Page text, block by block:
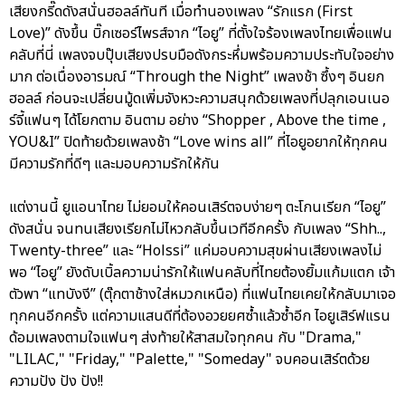
เสียงกรี๊ดดังสนั่นฮอลล์ทันที เมื่อทำนองเพลง “รักแรก (First
Love)” ดังขึ้น บิ๊กเซอร์ไพรส์จาก “ไอยู” ที่ตั้งใจร้องเพลงไทยเพื่อแฟน
คลับที่นี่ เพลงจบปุ๊บเสียงปรบมือดังกระหึ่มพร้อมความประทับใจอย่าง
มาก ต่อเนื่องอารมณ์ “Through the Night” เพลงช้า ซึ้งๆ อินยก
ฮอลล์ ก่อนจะเปลี่ยนมู้ดเพิ่มจังหวะความสนุกด้วยเพลงที่ปลุกเอนเนอ
ร์จี้แฟนๆ ได้โยกตาม อินตาม อย่าง “Shopper , Above the time ,
YOU&I” ปิดท้ายด้วยเพลงช้า “Love wins all” ที่ไอยูอยากให้ทุกคน
มีความรักที่ดีๆ และมอบความรักให้กัน
แต่งานนี้ ยูแอนาไทย ไม่ยอมให้คอนเสิร์ตจบง่ายๆ ตะโกนเรียก “ไอยู”
ดังสนั่น จนทนเสียงเรียกไม่ไหวกลับขึ้นเวทีอีกครั้ง กับเพลง “Shh..,
Twenty-three” และ “Holssi” แค่มอบความสุขผ่านเสียงเพลงไม่
พอ “ไอยู” ยังดับเบิ้ลความน่ารักให้แฟนคลับที่ไทยต้องยิ้มแก้มแตก เจ้า
ตัวพา “แทบังงี” (ตุ๊กตาช้างใส่หมวกเหนือ) ที่แฟนไทยเคยให้กลับมาเจอ
ทุกคนอีกครั้ง แต่ความแสนดีที่ต้องอวยยศซ้ำแล้วซ้ำอีก ไอยูเสิร์ฟแรน
ด้อมเพลงตามใจแฟนๆ ส่งท้ายให้สาสมใจทุกคน กับ "Drama,"
"LILAC," "Friday," "Palette," "Someday" จบคอนเสิร์ตด้วย
ความปัง ปัง ปัง!!